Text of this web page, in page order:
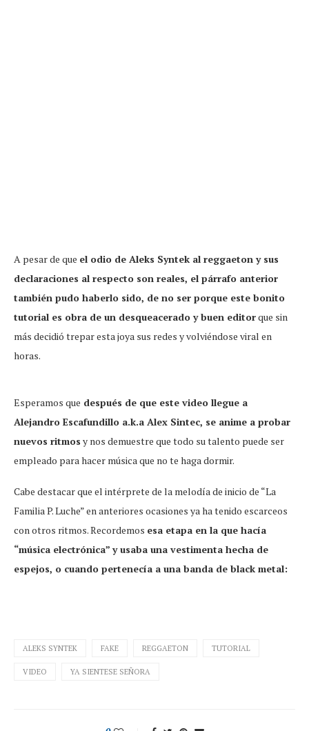
A pesar de que el odio de Aleks Syntek al reggaeton y sus
declaraciones al respecto son reales, el párrafo anterior
también pudo haberlo sido, de no ser porque este bonito
tutorial es obra de un desqueacerado y buen editorque sin
más decidió trepar esta joya sus redes y volviéndose viral en
horas.
Esperamos que después de que este video llegue a
Alejandro Escafundillo a.k.a Alex Sintec, se anime a probar
nuevos ritmos y nos demuestre que todo su talento puede ser
empleado para hacer música que no te haga dormir.
Cabe destacar que el intérprete de la melodía de inicio de “La
Familia P. Luche” en anteriores ocasiones ya ha tenido escarceos
con otros ritmos. Recordemos esa etapa en la que hacía
“música electrónica” y usaba una vestimenta hecha de
espejos, o cuando pertenecía a una banda de black metal:
ALEKS SYNTEK FAKE REGGAETON TUTORIAL
VIDEO YA SIENTESE SEÑORA